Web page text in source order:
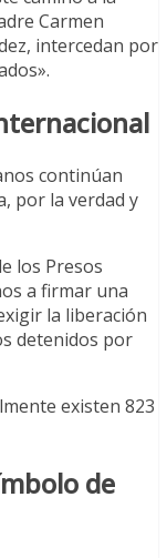
Carmen
intercedan por
continúan
por la verdad y
los Presos
a firmar una
la liberación
detenidos por
existen 823
de